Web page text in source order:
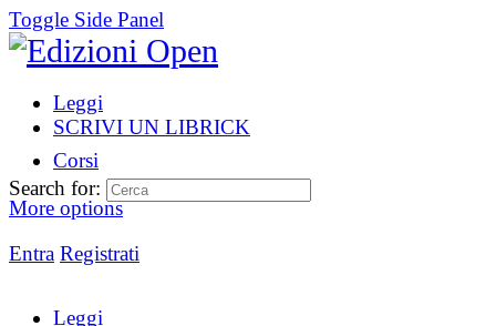
Toggle Side Panel
Leggi
SCRIVI UN LIBRICK
Corsi
More options
Entra Registrati
Search for:
Leggi